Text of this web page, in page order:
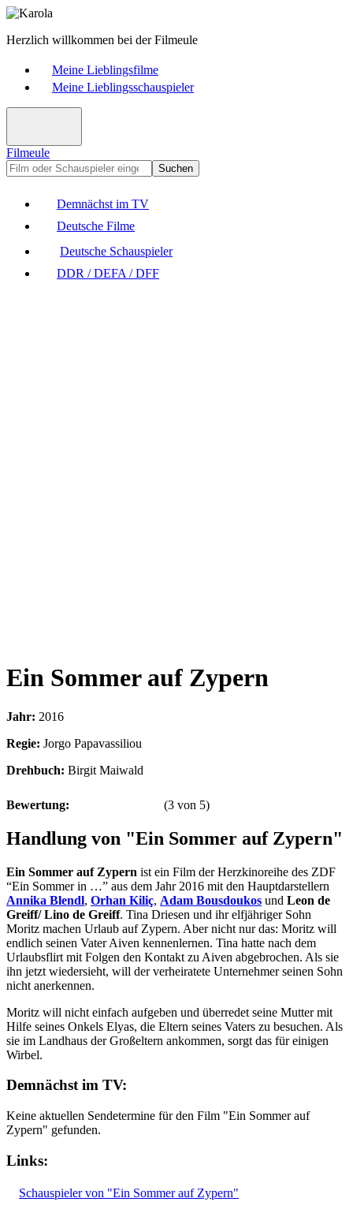
Herzlich willkommen bei der Filmeule
Meine Lieblingsfilme
Meine Lieblingsschauspieler
Filmeule
Suchen
Demnächst im TV
Deutsche Filme
Deutsche Schauspieler
DDR / DEFA / DFF
Ein Sommer auf Zypern
Jahr: 2016
Regie: Jorgo Papavassiliou
Drehbuch: Birgit Maiwald
Bewertung: (3 von 5)
Handlung von "Ein Sommer auf Zypern"
Ein Sommer auf Zypern ist ein Film der Herzkinoreihe des ZDF
“Ein Sommer in …” aus dem Jahr 2016 mit den Hauptdarstellern
Annika Blendl, Orhan Kiliç, Adam Bousdoukos und Leon de
Greiff/ Lino de Greiff. Tina Driesen und ihr elfjähriger Sohn
Moritz machen Urlaub auf Zypern. Aber nicht nur das: Moritz will
endlich seinen Vater Aiven kennenlernen. Tina hatte nach dem
Urlaubsflirt mit Folgen den Kontakt zu Aiven abgebrochen. Als sie
ihn jetzt wiedersieht, will der verheiratete Unternehmer seinen Sohn
nicht anerkennen.
Moritz will nicht einfach aufgeben und überredet seine Mutter mit
Hilfe seines Onkels Elyas, die Eltern seines Vaters zu besuchen. Als
sie im Landhaus der Großeltern ankommen, sorgt das für einigen
Wirbel.
Demnächst im TV:
Keine aktuellen Sendetermine für den Film "Ein Sommer auf
Zypern" gefunden.
Links:
Schauspieler von "Ein Sommer auf Zypern"